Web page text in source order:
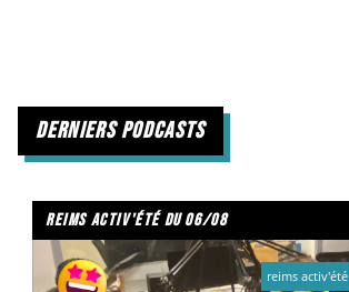
derniers podcasts
reims activ'été du 06/08
reims activ'été